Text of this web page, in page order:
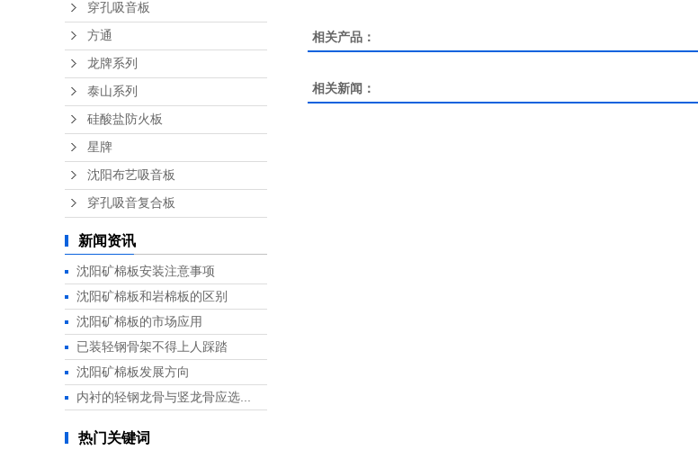
沈阳布艺吸音板
穿孔吸音板
方通
龙牌系列
泰山系列
硅酸盐防火板
星牌
沈阳布艺吸音板
穿孔吸音复合板
新闻资讯
沈阳矿棉板安装注意事项
沈阳矿棉板和岩棉板的区别
沈阳矿棉板的市场应用
已装轻钢骨架不得上人踩踏
沈阳矿棉板发展方向
内衬的轻钢龙骨与竖龙骨应选...
热门关键词
相关产品：
相关新闻：